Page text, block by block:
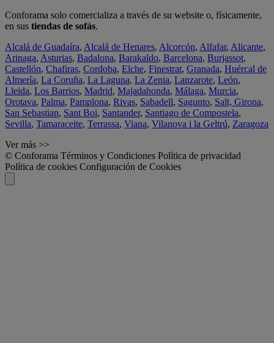
Conforama solo comercializa a través de su website o, físicamente,
en sus tiendas de sofás.
Alcalá de Guadaíra, Alcalá de Henares, Alcorcón, Alfafar, Alicante,
Arinaga, Asturias, Badalona, Barakaldo, Barcelona, Burjassot,
Castellón, Chafiras, Cordoba, Elche, Finestrat, Granada, Huércal de
Almería, La Coruña, La Laguna, La Zenia, Lanzarote, León,
Lleida, Los Barrios, Madrid, Majadahonda, Málaga, Murcia,
Orotava, Palma, Pamplona, Rivas, Sabadell, Sagunto, Salt, Girona,
San Sebastian, Sant Boi, Santander, Santiago de Compostela,
Sevilla, Tamaraceite, Terrassa, Viana, Vilanova i la Geltrú, Zaragoza
Ver más >>
© Conforama Términos y Condiciones Política de privacidad
Política de cookies Configuración de Cookies